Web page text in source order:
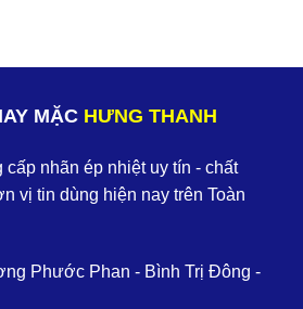
MẶC HƯNG THANH
nhãn ép nhiệt uy tín - chất
vị tin dùng hiện nay trên Toàn
Phước Phan - Bình Trị Đông -